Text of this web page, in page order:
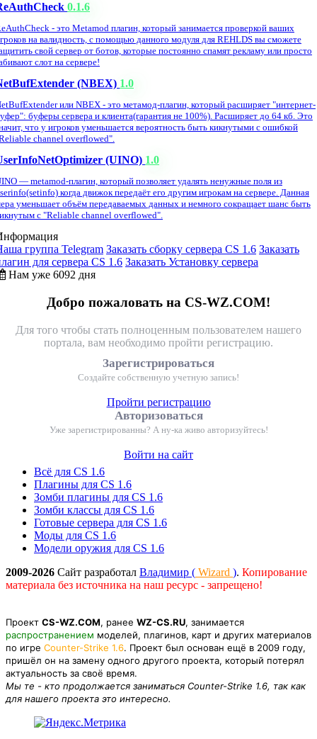
0.1.6
- это Metamod плагин, который занимается проверкой ваших
на валидность, с помощью данного модуля для REHLDS вы сможете
свой сервер от ботов, которые постоянно спамят рекламу или просто
слот на сервере!
(NBEX) 1.0
или NBEX - это метамод-плагин, который расширяет "интернет-
буферы сервера и клиента(гарантия не 100%). Расширяет до 64 кб. Это
что у игроков уменьшается вероятность быть кикнутыми с ошибкой
channel overflowed".
(UINO) 1.0
— metamod-плагин, который позволяет удалять ненужные поля из
когда движок передаёт его другим игрокам на сервере. Данная
уменьшает объём передаваемых данных и немного сокращает шанс быть
с "Reliable channel overflowed".
группа Telegram Заказать сборку сервера CS 1.6 Заказать
для сервера CS 1.6 Заказать Установку сервера
Нам уже 6092 дня
Добро пожаловать на CS-WZ.COM!
Для того чтобы стать полноценным пользователем нашего
портала, вам необходимо пройти регистрацию.
Зарегистрироваться
Создайте собственную учетную запись!
Пройти регистрацию
Авторизоваться
Уже зарегистрированны? А ну-ка живо авторизуйтесь!
Войти на сайт
Всё для CS 1.6
Плагины для CS 1.6
Зомби плагины для CS 1.6
Зомби классы для CS 1.6
Готовые сервера для CS 1.6
Моды для CS 1.6
Модели оружия для CS 1.6
2009-2026 Сайт разработал Владимир ( Wizard ). Копирование
материала без источника на наш ресурс - запрещено!
Проект CS-WZ.COM, ранее WZ-CS.RU, занимается
распространением моделей, плагинов, карт и других материалов
по игре Counter-Strike 1.6. Проект был основан ещё в 2009 году,
пришёл он на замену одного другого проекта, который потерял
актуальность за своё время.
Мы те - кто продолжается заниматься Counter-Strike 1.6, так как
для нашего проекта это интересно.